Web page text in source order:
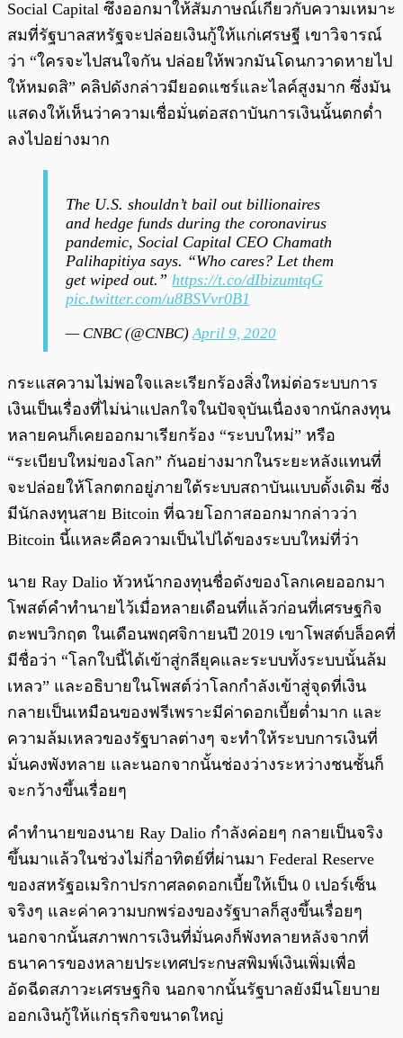
Social Capital ซึ่งออกมาให้สัมภาษณ์เกี่ยวกับความเหมาะ
สมที่รัฐบาลสหรัฐจะปล่อยเงินกู้ให้แก่เศรษฐี เขาวิจารณ์
ว่า “ใครจะไปสนใจกัน ปล่อยให้พวกมันโดนกวาดหายไป
ให้หมดสิ” คลิปดังกล่าวมียอดแชร์และไลค์สูงมาก ซึ่งมัน
แสดงให้เห็นว่าความเชื่อมั่นต่อสถาบันการเงินนั้นตกต่ำ
ลงไปอย่างมาก
The U.S. shouldn’t bail out billionaires
and hedge funds during the coronavirus
pandemic, Social Capital CEO Chamath
Palihapitiya says. “Who cares? Let them
get wiped out.” https://t.co/dIbizumtqG
pic.twitter.com/u8BSVvr0B1
— CNBC (@CNBC)April 9, 2020
กระแสความไม่พอใจและเรียกร้องสิ่งใหม่ต่อระบบการ
เงินเป็นเรื่องที่ไม่น่าแปลกใจในปัจจุบันเนื่องจากนักลงทุน
หลายคนก็เคยออกมาเรียกร้อง “ระบบใหม่” หรือ
“ระเบียบใหม่ของโลก” กันอย่างมากในระยะหลังแทนที่
จะปล่อยให้โลกตกอยู่ภายใต้ระบบสถาบันแบบดั้งเดิม ซึ่ง
มีนักลงทุนสาย Bitcoin ที่ฉวยโอกาสออกมากล่าวว่า
Bitcoin นี้แหละคือความเป็นไปได้ของระบบใหม่ที่ว่า
นาย Ray Dalio หัวหน้ากองทุนชื่อดังของโลกเคยออกมา
โพสต์คำทำนายไว้เมื่อหลายเดือนที่แล้วก่อนที่เศรษฐกิจ
ตะพบวิกฤต ในเดือนพฤศจิกายนปี 2019 เขาโพสต์บล็อคที่
มีชื่อว่า “โลกใบนี้ได้เข้าสู่กลียุคและระบบทั้งระบบนั้นล้ม
เหลว” และอธิบายในโพสต์ว่าโลกกำลังเข้าสู่จุดที่เงิน
กลายเป็นเหมือนของฟรีเพราะมีค่าดอกเบี้ยต่ำมาก และ
ความล้มเหลวของรัฐบาลต่างๆ จะทำให้ระบบการเงินที่
มั่นคงพังทลาย และนอกจากนั้นช่องว่างระหว่างชนชั้นก็
จะกว้างขึ้นเรื่อยๆ
คำทำนายของนาย Ray Dalio กำลังค่อยๆ กลายเป็นจริง
ขึ้นมาแล้วในช่วงไม่กี่อาทิตย์ที่ผ่านมา Federal Reserve
ของสหรัฐอเมริกาปรกาศลดดอกเบี้ยให้เป็น 0 เปอร์เซ็น
จริงๆ และค่าความบกพร่องของรัฐบาลก็สูงขึ้นเรื่อยๆ
นอกจากนั้นสภาพการเงินที่มั่นคงก็พังทลายหลังจากที่
ธนาคารของหลายประเทศประกษสพิมพ์เงินเพิ่มเพื่อ
อัดฉีดสภาวะเศรษฐกิจ นอกจากนั้นรัฐบาลยังมีนโยบาย
ออกเงินกู้ให้แก่ธุรกิจขนาดใหญ่